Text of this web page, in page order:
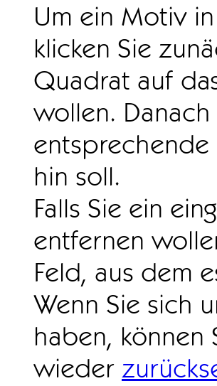
Um ein Motiv
klicken Sie
Quadrat auf
wollen.
hin soll.
Falls Sie ein
entfernen
Feld, aus dem
Wenn Sie sich
haben, können
wieder